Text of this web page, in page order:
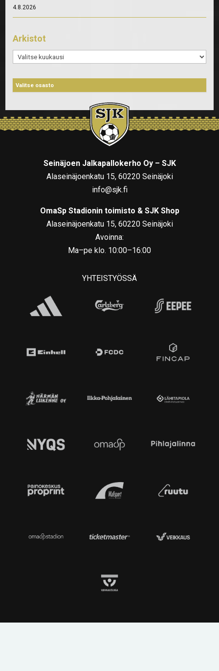
4.8.2026
Arkistot
Arkistot
Seinäjoen Jalkapallokerho Oy – SJK
Alaseinäjoenkatu 15, 60220 Seinäjoki
info@sjk.fi
OmaSp Stadionin toimisto & SJK Shop
Alaseinäjoenkatu 15, 60220 Seinäjoki
Avoinna:
Ma–pe klo. 10:00–16:00
YHTEISTYÖSSÄ